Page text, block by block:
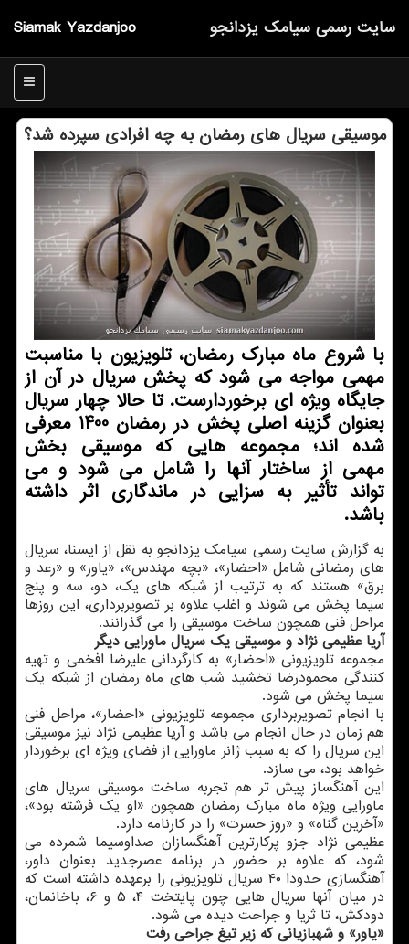
Siamak Yazdanjoo سایت رسمی سیامك یزدانجو
منو
موسیقی سریال های رمضان به چه افرادی سپرده شد؟
با شروع ماه مبارک رمضان، تلویزیون با مناسبت
مهمی مواجه می شود که پخش سریال در آن از
جایگاه ویژه ای برخوردارست. تا حالا چهار سریال
بعنوان گزینه اصلی پخش در رمضان 1400 معرفی
شده اند؛ مجموعه هایی که موسیقی بخش
مهمی از ساختار آنها را شامل می شود و می
تواند تأثیر به سزایی در ماندگاری اثر داشته
باشد.
به گزارش سایت رسمی سیامک یزدانجو به نقل از ایسنا، سریال
های رمضانی شامل «احضار»، «بچه مهندس»، «یاور» و «رعد و
برق» هستند که به ترتیب از شبکه های یک، دو، سه و پنج
سیما پخش می شوند و اغلب علاوه بر تصویربرداری، این روزها
مراحل فنی همچون ساخت موسیقی را می گذرانند.
آریا عظیمی نژاد و موسیقی یک سریال ماورایی دیگر
مجموعه تلویزیونی «احضار» به کارگردانی علیرضا افخمی و تهیه
کنندگی محمودرضا تخشید شب های ماه رمضان از شبکه یک
سیما پخش می شود.
با انجام تصویربرداری مجموعه تلویزیونی «احضار»، مراحل فنی
هم زمان در حال انجام می باشد و آریا عظیمی نژاد نیز موسیقی
این سریال را که به سبب ژانر ماورایی از فضای ویژه ای برخوردار
خواهد بود، می سازد.
این آهنگساز پیش تر هم تجربه ساخت موسیقی سریال های
ماورایی ویژه ماه مبارک رمضان همچون «او یک فرشته بود»،
«آخرین گناه» و «روز حسرت» را در کارنامه دارد.
عظیمی نژاد جزو پرکارترین آهنگسازان صداوسیما شمرده می
شود، که علاوه بر حضور در برنامه عصرجدید بعنوان داور،
آهنگسازی حدودا ۴۰ سریال تلویزیونی را برعهده داشته است که
در میان آنها سریال هایی چون پایتخت ۴، ۵ و ۶، باخانمان،
دودکش، تا ثریا و جراحت دیده می شود.
«یاور» و شهبازیانی که زیر تیغ جراحی رفت